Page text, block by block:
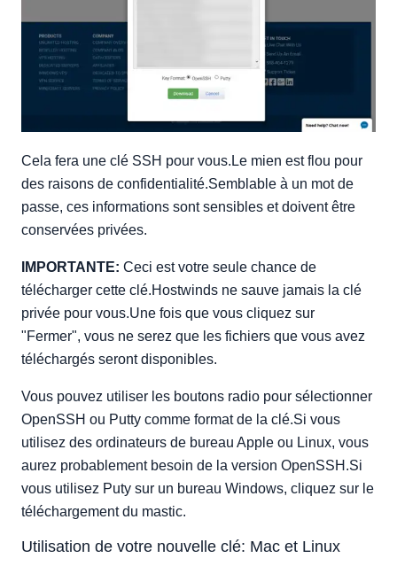
Cela fera une clé SSH pour vous.Le mien est flou pour
des raisons de confidentialité.Semblable à un mot de
passe, ces informations sont sensibles et doivent être
conservées privées.
IMPORTANTE: Ceci est votre seule chance de
télécharger cette clé.Hostwinds ne sauve jamais la clé
privée pour vous.Une fois que vous cliquez sur
"Fermer", vous ne serez que les fichiers que vous avez
téléchargés seront disponibles.
Vous pouvez utiliser les boutons radio pour sélectionner
OpenSSH ou Putty comme format de la clé.Si vous
utilisez des ordinateurs de bureau Apple ou Linux, vous
aurez probablement besoin de la version OpenSSH.Si
vous utilisez Puty sur un bureau Windows, cliquez sur le
téléchargement du mastic.
Utilisation de votre nouvelle clé: Mac et Linux